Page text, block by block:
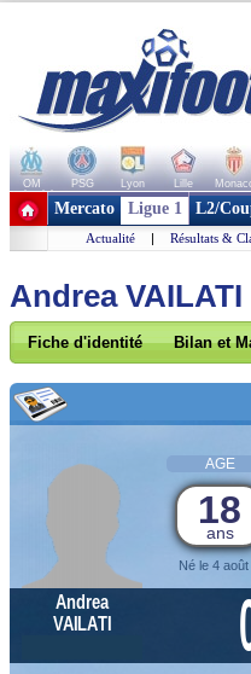
OM PSG Lyon Lille
+ de clubs
Mercato Ligue 1 L2/
Actualité | Résultats &
Andrea VAILATI
Fiche d'identité Bilan et
AGE
18
ans
Né le 4
Andrea
VAILATI